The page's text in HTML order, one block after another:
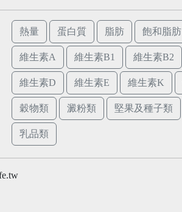
熱量 蛋白質 脂肪 飽和脂肪
維生素A 維生素B1 維生素B2
維生素D 維生素E 維生素K
穀物類 澱粉類 堅果及種子類
乳品類